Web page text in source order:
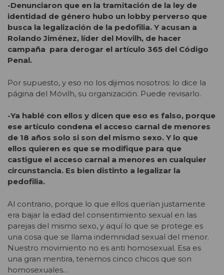
-Denunciaron que en la tramitación de la ley de
identidad de género hubo un lobby perverso que
busca la legalización de la pedofilia. Y acusan a
Rolando Jiménez, líder del Movilh, de hacer
campaña para derogar el artículo 365 del Código
Penal.
Por supuesto, y eso no los dijimos nosotros: lo dice la
página del Móvilh, su organización. Puede revisarlo.
-Ya hablé con ellos y dicen que eso es falso, porque
ese artículo condena el acceso carnal de menores
de 18 años solo si son del mismo sexo. Y lo que
ellos quieren es que se modifique para que
castigue el acceso carnal a menores en cualquier
circunstancia. Es bien distinto a legalizar la
pedofilia.
Al contrario, porque lo que ellos querían justamente
era bajar la edad del consentimiento sexual en las
parejas del mismo sexo, y aquí lo que se protege es
una cosa que se llama indemnidad sexual del menor.
Nuestro movimiento no es anti homosexual. Esa es
una gran mentira, tenemos cinco chicos que son
homosexuales…